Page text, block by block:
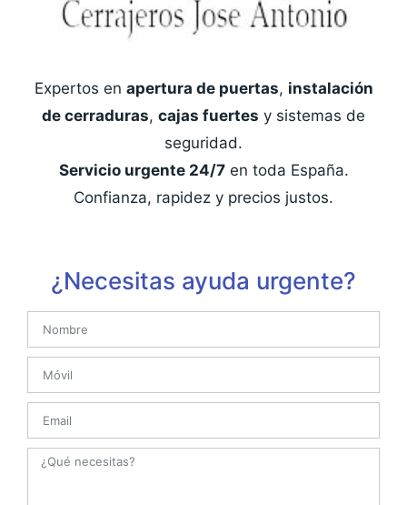
Expertos en apertura de puertas, instalación
de cerraduras, cajas fuertes y sistemas de
seguridad.
Servicio urgente 24/7en toda España.
Confianza, rapidez y precios justos.
¿Necesitas ayuda urgente?